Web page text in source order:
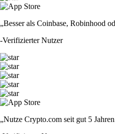
„Besser als Coinbase, Robinhood
-Verifizierter Nutzer
„Nutze Crypto.com seit gut 5